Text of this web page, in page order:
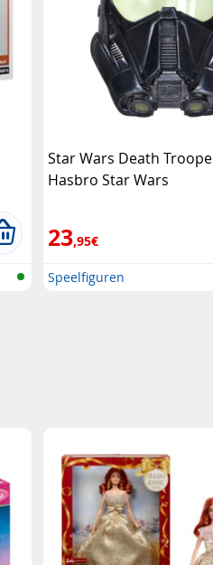
Star Wars Death
Hasbro Star Wars
23,95€
Speelfiguren